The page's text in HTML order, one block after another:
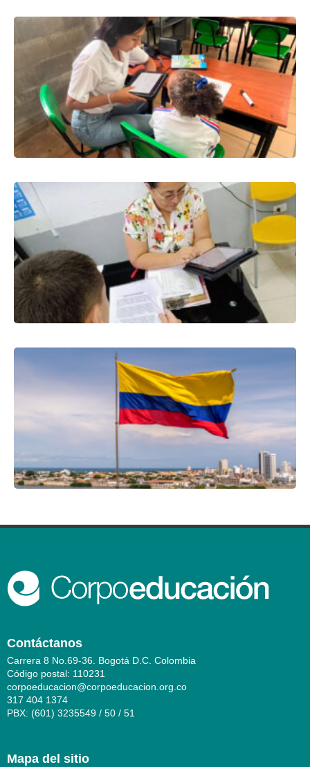
Contáctanos
Carrera 8 No.69-36. Bogotá D.C. Colombia
Código postal: 110231
corpoeducacion@corpoeducacion.org.co
317 404 1374
PBX: (601) 3235549 / 50 / 51
Mapa del sitio